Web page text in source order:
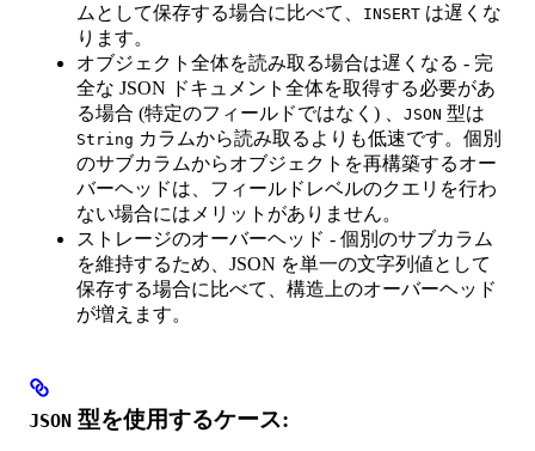
ムとして保存する場合に比べて、
INSERT は遅くな
ります。
オブジェクト全体を読み取る場合は遅くなる - 完
全な JSON ドキュメント全体を取得する必要があ
る場合 (特定のフィールドではなく) 、 JSON 型は
String カラムから読み取るよりも低速です。個別
のサブカラムからオブジェクトを再構築するオー
バーヘッドは、フィールドレベルのクエリを行わ
ない場合にはメリットがありません。
ストレージのオーバーヘッド - 個別のサブカラム
を維持するため、JSON を単一の文字列値として
保存する場合に比べて、構造上のオーバーヘッド
が増えます。
JSON 型を使用するケース: